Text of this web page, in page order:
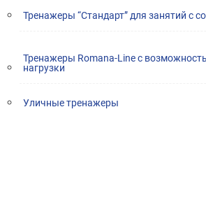
Тренажеры “Стандарт” для занятий с
Тренажеры Romana-Line с
нагрузки
Уличные тренажеры